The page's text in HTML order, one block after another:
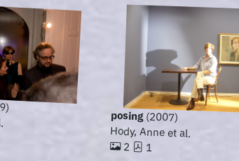
posing(2007)
Hody, Anne et al.
2 1